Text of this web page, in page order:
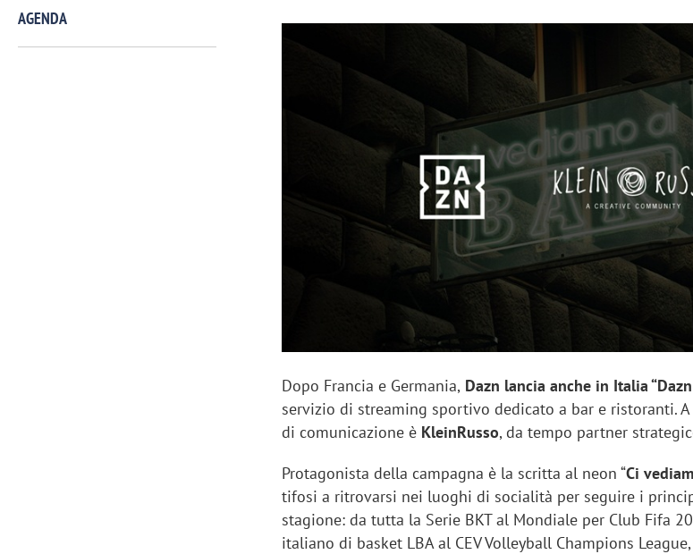
AGENDA
Dopo Francia e Germania, Dazn lancia anche in Italia
servizio di streaming sportivo dedicato a bar e ristoranti.
di comunicazione è KleinRusso, da tempo partner
Protagonista della campagna è la scritta al neon “Ci
tifosi a ritrovarsi nei luoghi di socialità per seguire i
stagione: da tutta la Serie BKT al Mondiale per Club Fifa
italiano di basket LBA al CEV Volleyball Champions
Perez, Samsung Ads: «L'Italia è un
mercato strategico e continuerà a
startup
"spreco